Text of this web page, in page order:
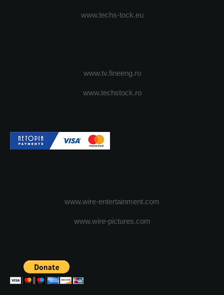
www.techs-tock.eu
www.tv.fineeng.ro
www.techstock.ro
www.wire-entertainment.com
www.wire-pictures.com